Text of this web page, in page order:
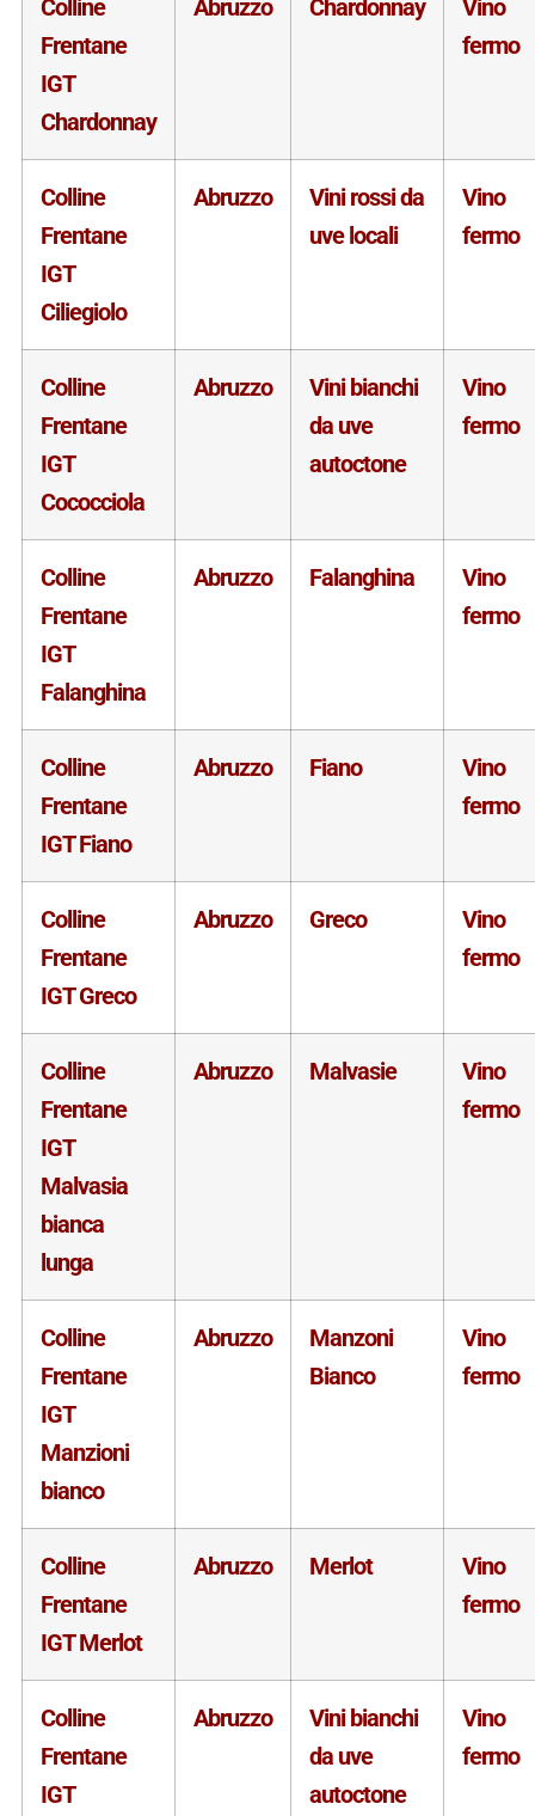
Colline
Frentane
IGT
Chardonnay
Abruzzo Chardonnay
Vino
fermo
Colline
Frentane
IGT
Ciliegiolo
Abruzzo
Vini rossi da
uve locali
Vino
fermo
Colline
Frentane
IGT
Cococciola
Abruzzo
Vini bianchi
da uve
autoctone
Vino
fermo
Colline
Frentane
IGT
Falanghina
Abruzzo Falanghina
Vino
fermo
Colline
Frentane
IGT Fiano
Abruzzo Fiano
Vino
fermo
Colline
Frentane
IGT Greco
Abruzzo Greco
Vino
fermo
Colline
Frentane
IGT
Malvasia
bianca
lunga
Abruzzo Malvasie
Vino
fermo
Colline
Frentane
IGT
Manzioni
bianco
Abruzzo
Manzoni
Bianco
Vino
fermo
Colline
Frentane
IGT Merlot
Abruzzo Merlot
Vino
fermo
Colline
Frentane
IGT
Abruzzo
Vini bianchi
da uve
autoctone
Vino
fermo